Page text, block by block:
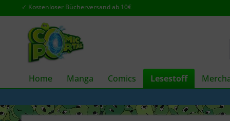
✓ Kostenloser Bücherversand ab 10€
Home Manga Comics Lesestoff